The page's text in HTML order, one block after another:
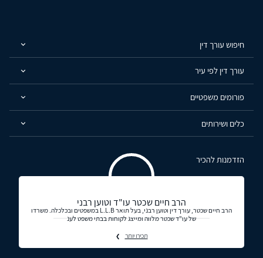
חיפוש עורך דין
עורך דין לפי עיר
פורומים משפטיים
כלים ושירותים
הזדמנות להכיר
הרב חיים שכטר עו"ד וטוען רבני
הרב חיים שכטר, עורך דין וטוען רבני, בעל תואר L.L.B במשפטים ובכלכלה. משרדו
של עו"ד שכטר מלווה ומייצג לקוחות בבתי משפט לענ
תכירו יותר